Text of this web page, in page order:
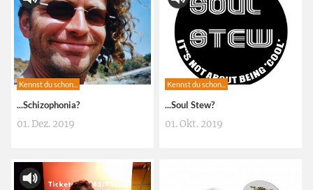
Kennst du schon...
...Schizophonia?
01. Dez. 2019
Kennst du schon...
...Soul Stew?
01. Okt. 2019